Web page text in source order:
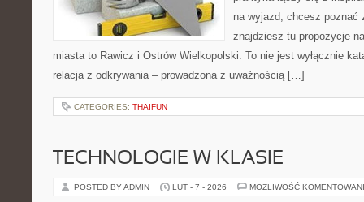
na wyjazd, chcesz poznać
znajdziesz tu propozycje
miasta to Rawicz i Ostrów Wielkopolski. To nie jest wyłącznie
relacja z odkrywania – prowadzona z uważnością […]
CATEGORIES: THAIFUN
TECHNOLOGIE W KLASIE
POSTED BY ADMIN LUT - 7 - 2026 MOŻLIWOŚĆ